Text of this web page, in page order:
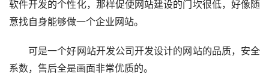
软件开发的个性化，那样促使网站建设的门坎很低，好像随
意找自身能够做一个企业网站。
可是一个好网站开发公司开发设计的网站的品质，安全
系数，售后全是画面非常优质的。